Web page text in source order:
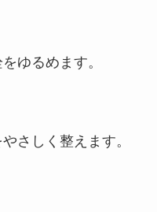
ゆるめます。
さしく整えます。